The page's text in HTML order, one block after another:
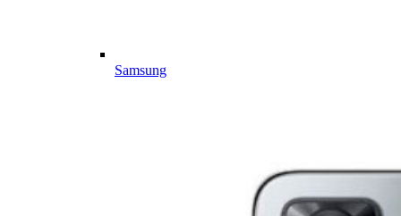
Samsung